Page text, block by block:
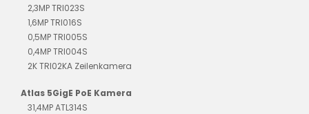
2,3MP TRI023S
1,6MP TRI016S
0,5MP TRI005S
0,4MP TRI004S
2K TRI02KA Zeilenkamera
Atlas 5GigE PoE Kamera
31,4MP ATL314S